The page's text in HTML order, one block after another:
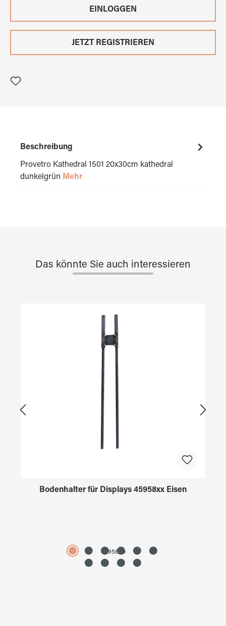
EINLOGGEN
JETZT REGISTRIEREN
Beschreibung
Provetro Kathedral 1501 20x30cm kathedral
dunkelgrün Mehr
Das könnte Sie auch interessieren
Bodenhalter für Displays 45958xx Eisen
4595890